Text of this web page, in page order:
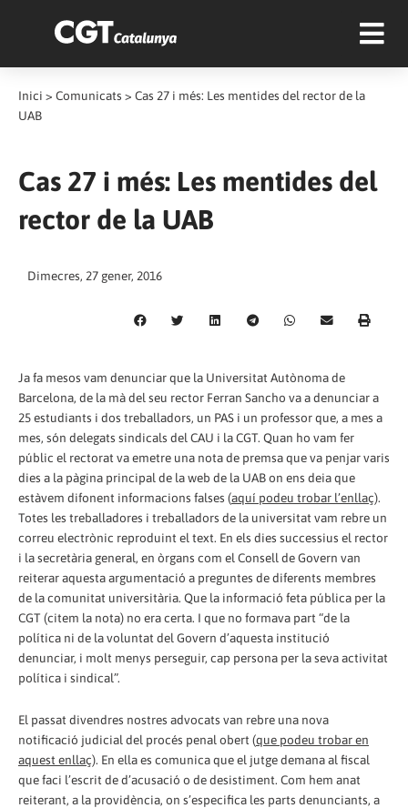
Inici > Comunicats > Cas 27 i més: Les mentides del rector de la
UAB
Cas 27 i més: Les mentides del
rector de la UAB
Dimecres, 27 gener, 2016
Ja fa mesos vam denunciar que la Universitat Autònoma de
Barcelona, de la mà del seu rector Ferran Sancho va a denunciar a
25 estudiants i dos treballadors, un PAS i un professor que, a mes a
mes, són delegats sindicals del CAU i la CGT. Quan ho vam fer
públic el rectorat va emetre una nota de premsa que va penjar varis
dies a la pàgina principal de la web de la UAB on ens deia que
estàvem difonent informacions falses (aquí podeu trobar l’enllaç).
Totes les treballadores i treballadors de la universitat vam rebre un
correu electrònic reproduint el text. En els dies successius el rector
i la secretària general, en òrgans com el Consell de Govern van
reiterar aquesta argumentació a preguntes de diferents membres
de la comunitat universitària. Que la informació feta pública per la
CGT (citem la nota) no era certa. I que no formava part “de la
política ni de la voluntat del Govern d’aquesta institució
denunciar, i molt menys perseguir, cap persona per la seva activitat
política i sindical”.
El passat divendres nostres advocats van rebre una nova
notificació judicial del procés penal obert (que podeu trobar en
aquest enllaç). En ella es comunica que el jutge demana al fiscal
que faci l’escrit de d’acusació o de desistiment. Com hem anat
reiterant, a la providència, on s’especifica les parts denunciants, a